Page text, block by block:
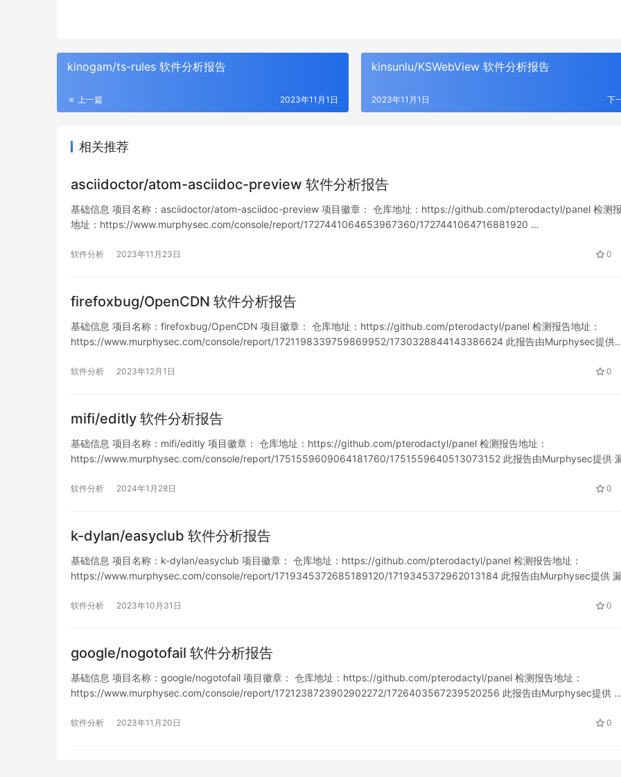
kinogam/ts-rules 软件分析报告
上一篇 2023年11月1日
kinsunlu/KSWebView 软件分析报告
下
2023年11月1日
相关推荐
asciidoctor/atom-asciidoc-preview 软件分析报告
基础信息 项目名称：asciidoctor/atom-asciidoc-preview 项目徽章： 仓库地址：https://github.com/pterodactyl/panel 检测
地址：https://www.murphysec.com/console/report/1727441064653967360/1727441064716881920 …
软件分析 2023年11月23日 0
firefoxbug/OpenCDN 软件分析报告
基础信息 项目名称：firefoxbug/OpenCDN 项目徽章： 仓库地址：https://github.com/pterodactyl/panel 检测报告地址：
https://www.murphysec.com/console/report/1721198339759869952/1730328844143386624 此报告由Murphysec提供
软件分析 2023年12月1日 0
mifi/editly 软件分析报告
基础信息 项目名称：mifi/editly 项目徽章： 仓库地址：https://github.com/pterodactyl/panel 检测报告地址：
https://www.murphysec.com/console/report/1751559609064181760/1751559640513073152 此报告由Murphysec提供
软件分析 2024年1月28日 0
k-dylan/easyclub 软件分析报告
基础信息 项目名称：k-dylan/easyclub 项目徽章： 仓库地址：https://github.com/pterodactyl/panel 检测报告地址：
https://www.murphysec.com/console/report/1719345372685189120/1719345372962013184 此报告由Murphysec提供
软件分析 2023年10月31日 0
google/nogotofail 软件分析报告
基础信息 项目名称：google/nogotofail 项目徽章： 仓库地址：https://github.com/pterodactyl/panel 检测报告地址：
https://www.murphysec.com/console/report/1721238723902902272/1726403567239520256 此报告由Murphysec提供
软件分析 2023年11月20日 0